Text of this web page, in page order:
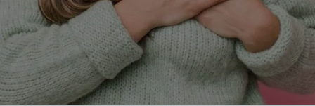
हृदयाच्या कमजोरीने शरीरात
गरजेनुसार ऑक्सिजन न मिळणे,
ज्यामुळे थकवा येऊ शकतो.